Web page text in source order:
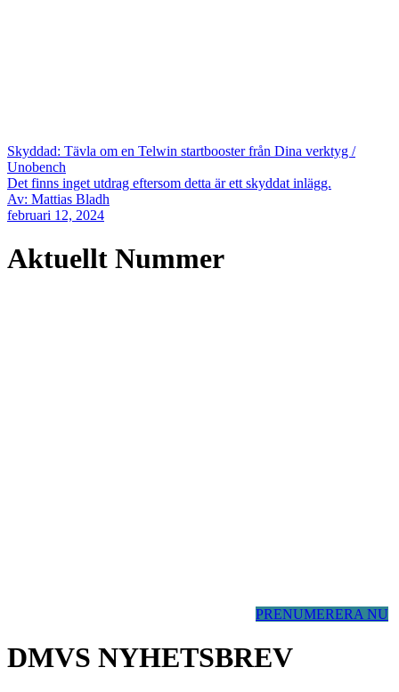
Skyddad: Tävla om en Telwin startbooster från Dina verktyg /
Unobench
Det finns inget utdrag eftersom detta är ett skyddat inlägg.
Av: Mattias Bladh
februari 12, 2024
Aktuellt Nummer
PRENUMERERA NU
DMVS NYHETSBREV